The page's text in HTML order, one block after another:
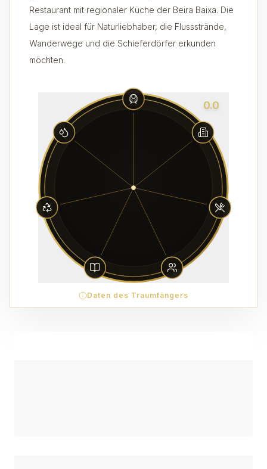
Restaurant mit regionaler Küche der Beira Baixa. Die
Lage ist ideal für Naturliebhaber, die Flussstrände,
Wanderwege und die Schieferdörfer erkunden
möchten.
0.0
Daten des Traumfängers